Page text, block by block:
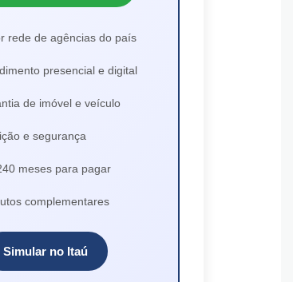
rede de agências do país
presencial e digital
de imóvel e veículo
e segurança
meses para pagar
complementares
Simular no Itaú